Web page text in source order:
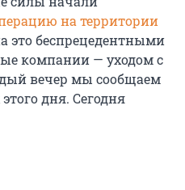
на территории
это беспрецедентными
компании — уходом с
вечер мы сообщаем
дня. Сегодня